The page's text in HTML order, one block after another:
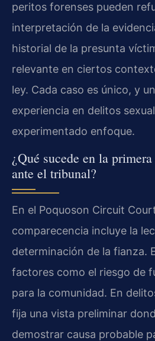
peritos forenses pueden
interpretación de la
historial de la presunta
relevante en ciertos
ley. Cada caso es único, y
experiencia en delitos
experimentado enfoque.
¿Qué sucede en la
ante el tribunal?
En el Poquoson Circuit
comparecencia incluye la
determinación de la fianza.
factores como el riesgo de
para la comunidad. En
fija una vista preliminar
demostrar causa probable